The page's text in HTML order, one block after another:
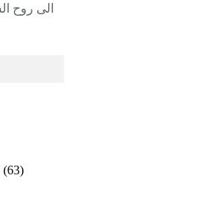
(63)